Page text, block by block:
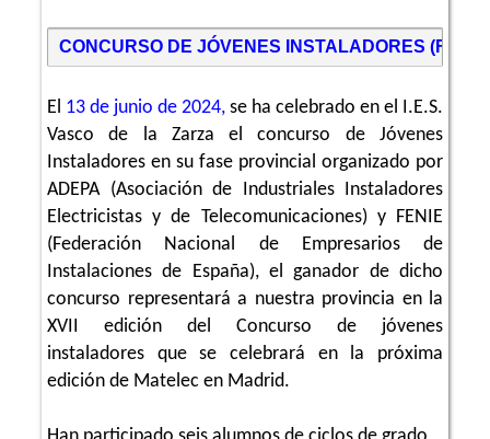
CONCURSO DE JÓVENES INSTALADORES (FASE
El 13 de junio de 2024, se ha celebrado en el I.E.S.
Vasco de la Zarza el concurso de Jóvenes
Instaladores en su fase provincial organizado por
ADEPA (Asociación de Industriales Instaladores
Electricistas y de Telecomunicaciones) y FENIE
(Federación Nacional de Empresarios de
Instalaciones de España), el ganador de dicho
concurso representará a nuestra provincia en la
XVII edición del Concurso de jóvenes
instaladores que se celebrará en la próxima
edición de Matelec en Madrid.